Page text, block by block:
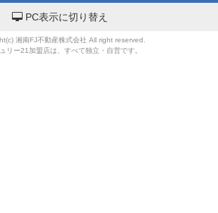
PC表示に切り替え
湘南FJ不動産株式会社 All right reserved.
リー21加盟店は、すべて独立・自営です。